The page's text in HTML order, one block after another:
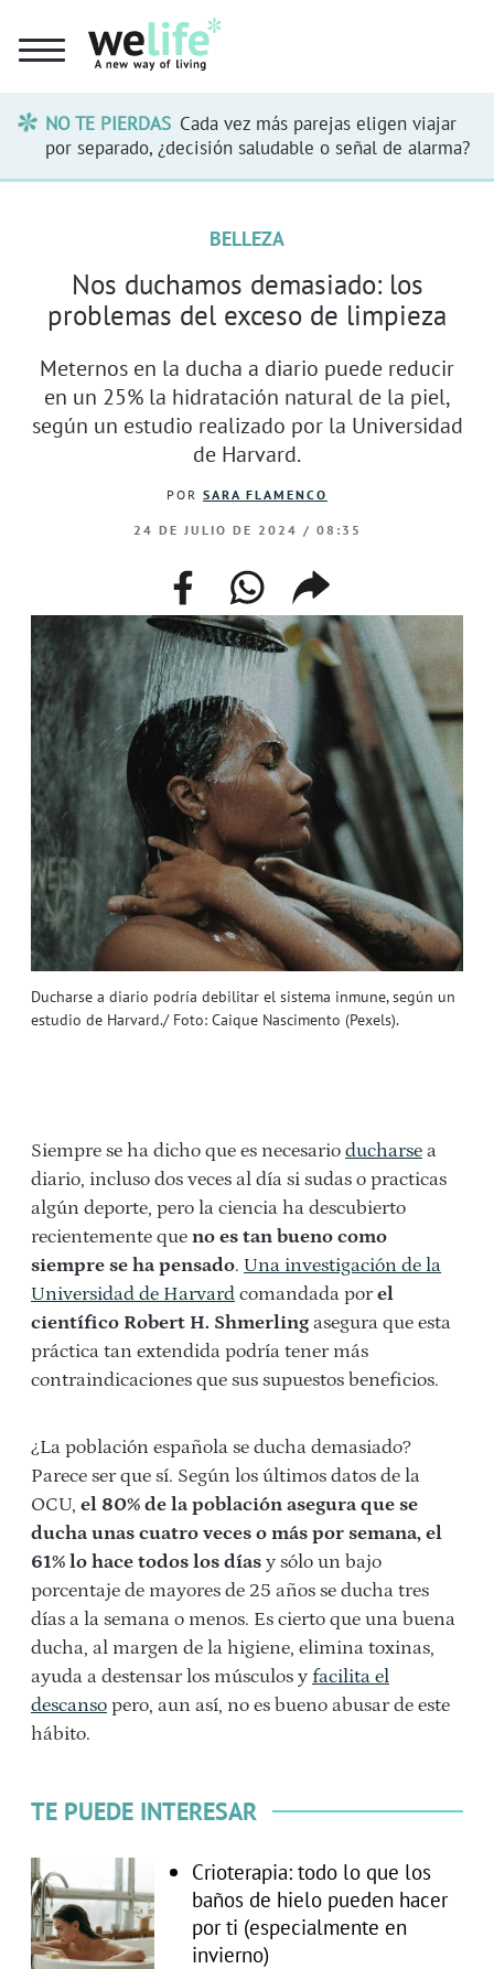
NO TE PIERDAS Cada vez más parejas eligen viajar
por separado, ¿decisión saludable o señal de alarma?
Ducharse a diario podría debilitar el sistema inmune, según un
estudio de Harvard./ Foto: Caique Nascimento (Pexels).
BELLEZA
Nos duchamos demasiado: los
problemas del exceso de limpieza
Meternos en la ducha a diario puede reducir
en un 25% la hidratación natural de la piel,
según un estudio realizado por la Universidad
de Harvard.
POR SARA FLAMENCO
24 DE JULIO DE 2024 / 08:35
facebookwhatsappcompartir
enlace
Siempre se ha dicho que es necesario ducharse a
diario, incluso dos veces al día si sudas o practicas
algún deporte, pero la ciencia ha descubierto
recientemente que no es tan bueno como
siempre se ha pensado. Una investigación de la
Universidad de Harvard comandada porel
científico Robert H. Shmerling asegura que esta
práctica tan extendida podría tener más
contraindicaciones que sus supuestos beneficios.
¿La población española se ducha demasiado?
Parece ser que sí. Según los últimos datos de la
OCU, el 80% de la población asegura que se
ducha unas cuatro veces o más por semana, el
61% lo hace todos los días y sólo un bajo
porcentaje de mayores de 25 años se ducha tres
días a la semana o menos. Es cierto que una buena
ducha, al margen de la higiene, elimina toxinas,
ayuda a destensar los músculos y facilita el
descanso pero, aun así, no es bueno abusar de este
hábito.
TE PUEDE INTERESAR
Crioterapia: todo lo que los
baños de hielo pueden hacer
por ti (especialmente en
invierno)